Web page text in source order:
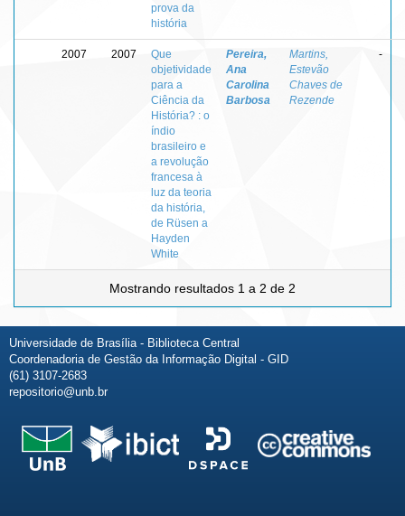
prova da
história
2007 2007
Que
objetividade
para a
Ciência da
História? : o
índio
brasileiro e
a revolução
francesa à
luz da teoria
da história,
de Rüsen a
Hayden
White
Pereira,
Ana
Carolina
Barbosa
Martins,
Estevão
Chaves de
Rezende
-
Mostrando resultados 1 a 2 de 2
Universidade de Brasília - Biblioteca Central
Coordenadoria de Gestão da Informação Digital - GID
(61) 3107-2683
repositorio@unb.br